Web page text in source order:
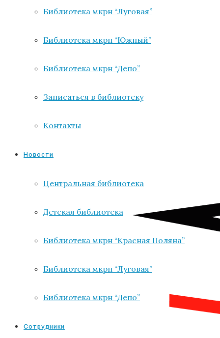
Библиотека мкрн “Луговая”
Библиотека мкрн “Южный”
Библиотека мкрн “Депо”
Записаться в библиотеку
Контакты
Новости
Центральная библиотека
Детская библиотека
Библиотека мкрн “Красная Поляна”
Библиотека мкрн “Луговая”
Библиотека мкрн “Депо”
Сотрудники